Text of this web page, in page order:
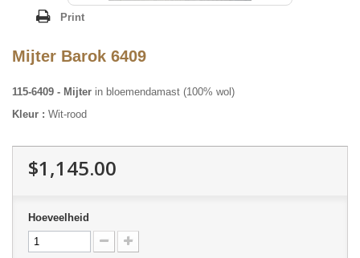
Print
Mijter Barok 6409
115-6409 - Mijter in bloemendamast (100% wol)
Kleur : Wit-rood
$1,145.00
Hoeveelheid